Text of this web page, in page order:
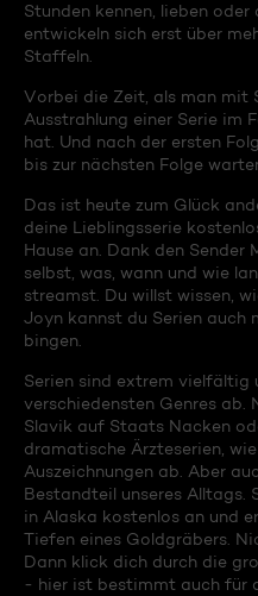
Stunden kennen, lieben
entwickeln sich erst über
Staffeln.
Vorbei die Zeit, als man mit
Ausstrahlung einer Serie im
hat. Und nach der ersten
bis zur nächsten Folge
Das ist heute zum Glück
deine Lieblingsserie
Hause an. Dank den
selbst, was, wann und wie
streamst. Du willst wissen,
Joyn kannst du Serien auch
bingen.
Serien sind extrem vielfältig
verschiedensten Genres ab.
Slavik auf Staats Nacken
dramatische Ärzteserien,
Auszeichnungen ab. Aber
Bestandteil unseres Alltags.
in Alaska kostenlos an und
Tiefen eines Goldgräbers.
Dann klick dich durch die
- hier ist bestimmt auch für